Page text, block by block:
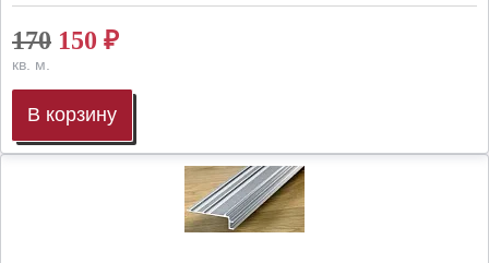
170 150 ₽
кв. м.
В корзину